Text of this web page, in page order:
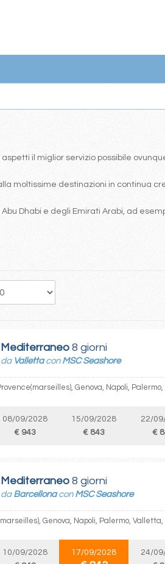
il miglior servizio possibile
moltissime destinazioni in continua
Dhabi e degli Emirati Arabi, ad
263
Mediterraneo 8 giorni
da Vallettacon MSC Seashore
Genova, Napoli,
08/09/2028
€ 943
15/09/2028
€ 843
22/
€
Mediterraneo 8 giorni
da Barcellonacon MSC Seashore
Genova, Napoli, Palermo,
10/09/2028
17/09/2028
24/